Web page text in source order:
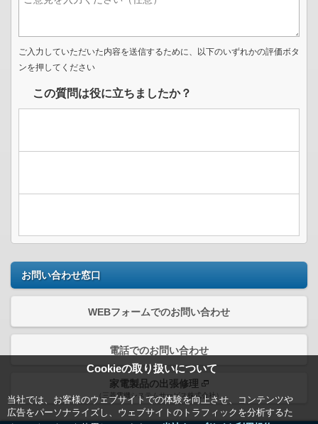
Cookieの取り扱いについて
当社では、お客様のウェブサイトでの体験を向上させ、コンテンツや
広告をパーソナライズし、ウェブサイトのトラフィックを分析するた
ご入力していただいた内容を送信するために、以下のいずれかの評価ボタ
ンを押してください
この質問は役に立ちましたか？
お問い合わせ窓口
WEBフォームでのお問い合わせ
電話でのお問い合わせ
家電製品の出張修理
（三菱電機システムサービス株式会社）